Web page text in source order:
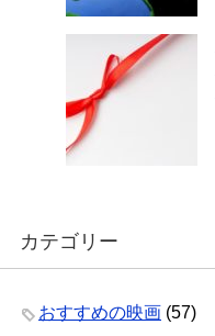
カテゴリー
おすすめの映画 (57)